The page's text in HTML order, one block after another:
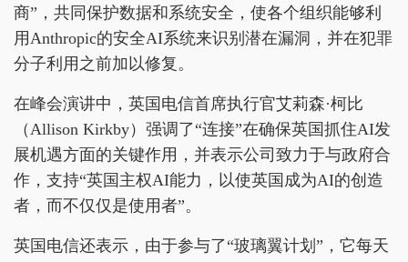
商”，共同保护数据和系统安全，使各个组织能够利
用Anthropic的安全AI系统来识别潜在漏洞，并在犯罪
分子利用之前加以修复。
在峰会演讲中，英国电信首席执行官艾莉森·柯比
（Allison Kirkby）强调了“连接”在确保英国抓住AI发
展机遇方面的关键作用，并表示公司致力于与政府合
作，支持“英国主权AI能力，以使英国成为AI的创造
者，而不仅仅是使用者”。
英国电信还表示，由于参与了“玻璃翼计划”，它每天